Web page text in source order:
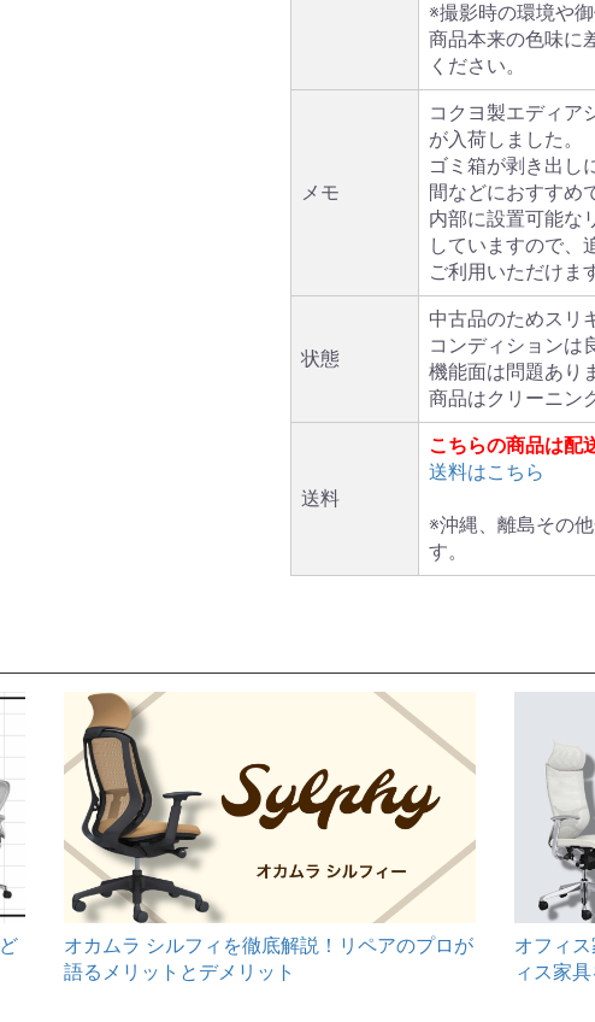
※撮影時の環境や
商品本来の色味に
ください。
メモ
コクヨ製エディア
が入荷しました。
ゴミ箱が剥き出し
間などにおすすめ
内部に設置可能な
していますので、
ご利用いただけま
状態
中古品のためスリ
コンディションは
機能面は問題あり
商品はクリーニン
送料
こちらの商品は配
送料はこちら
※沖縄、離島その
す。
オカムラ シルフィを徹底解説！リペアのプロが
語るメリットとデメリット
オフィ
ィス家